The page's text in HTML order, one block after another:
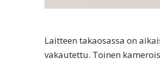
Laitteen takaosassa on
vakautettu. Toinen